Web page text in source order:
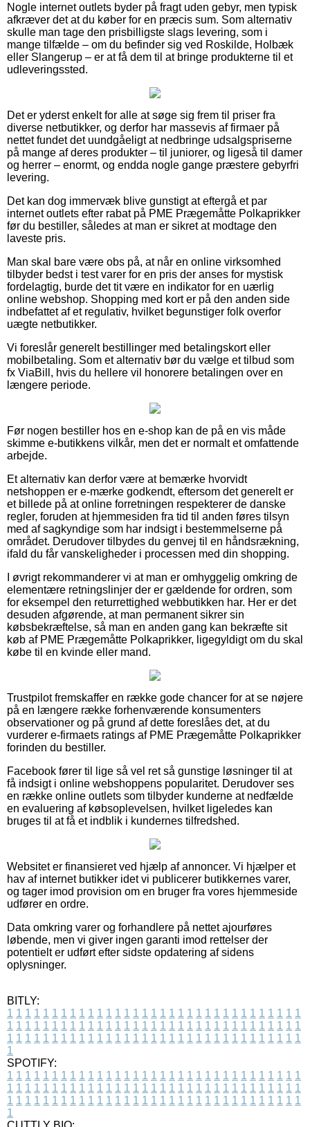
Nogle internet outlets byder på fragt uden gebyr, men typisk
afkræver det at du køber for en præcis sum. Som alternativ
skulle man tage den prisbilligste slags levering, som i
mange tilfælde – om du befinder sig ved Roskilde, Holbæk
eller Slangerup – er at få dem til at bringe produkterne til et
udleveringssted.
Det er yderst enkelt for alle at søge sig frem til priser fra
diverse netbutikker, og derfor har massevis af firmaer på
nettet fundet det uundgåeligt at nedbringe udsalgspriserne
på mange af deres produkter – til juniorer, og ligeså til damer
og herrer – enormt, og endda nogle gange præstere gebyrfri
levering.
Det kan dog immervæk blive gunstigt at eftergå et par
internet outlets efter rabat på PME Prægemåtte Polkaprikker
før du bestiller, således at man er sikret at modtage den
laveste pris.
Man skal bare være obs på, at når en online virksomhed
tilbyder bedst i test varer for en pris der anses for mystisk
fordelagtig, burde det tit være en indikator for en uærlig
online webshop. Shopping med kort er på den anden side
indbefattet af et regulativ, hvilket begunstiger folk overfor
uægte netbutikker.
Vi foreslår generelt bestillinger med betalingskort eller
mobilbetaling. Som et alternativ bør du vælge et tilbud som
fx ViaBill, hvis du hellere vil honorere betalingen over en
længere periode.
Før nogen bestiller hos en e-shop kan de på en vis måde
skimme e-butikkens vilkår, men det er normalt et omfattende
arbejde.
Et alternativ kan derfor være at bemærke hvorvidt
netshoppen er e-mærke godkendt, eftersom det generelt er
et billede på at online forretningen respekterer de danske
regler, foruden at hjemmesiden fra tid til anden føres tilsyn
med af sagkyndige som har indsigt i bestemmelserne på
området. Derudover tilbydes du genvej til en håndsrækning,
ifald du får vanskeligheder i processen med din shopping.
I øvrigt rekommanderer vi at man er omhyggelig omkring de
elementære retningslinjer der er gældende for ordren, som
for eksempel den returrettighed webbutikken har. Her er det
desuden afgørende, at man permanent sikrer sin
købsbekræftelse, så man en anden gang kan bekræfte sit
køb af PME Prægemåtte Polkaprikker, ligegyldigt om du skal
købe til en kvinde eller mand.
Trustpilot fremskaffer en række gode chancer for at se nøjere
på en længere række forhenværende konsumenters
observationer og på grund af dette foreslåes det, at du
vurderer e-firmaets ratings af PME Prægemåtte Polkaprikker
forinden du bestiller.
Facebook fører til lige så vel ret så gunstige løsninger til at
få indsigt i online webshoppens popularitet. Derudover ses
en række online outlets som tilbyder kunderne at nedfælde
en evaluering af købsoplevelsen, hvilket ligeledes kan
bruges til at få et indblik i kundernes tilfredshed.
Websitet er finansieret ved hjælp af annoncer. Vi hjælper et
hav af internet butikker idet vi publicerer butikkernes varer,
og tager imod provision om en bruger fra vores hjemmeside
udfører en ordre.
Data omkring varer og forhandlere på nettet ajourføres
løbende, men vi giver ingen garanti imod rettelser der
potentielt er udført efter sidste opdatering af sidens
oplysninger.
BITLY:
1 1 1 1 1 1 1 1 1 1 1 1 1 1 1 1 1 1 1 1 1 1 1 1 1 1 1 1 1 1 1 1 1
1 1 1 1 1 1 1 1 1 1 1 1 1 1 1 1 1 1 1 1 1 1 1 1 1 1 1 1 1 1 1 1 1
1 1 1 1 1 1 1 1 1 1 1 1 1 1 1 1 1 1 1 1 1 1 1 1 1 1 1 1 1 1 1 1 1
1
SPOTIFY:
1 1 1 1 1 1 1 1 1 1 1 1 1 1 1 1 1 1 1 1 1 1 1 1 1 1 1 1 1 1 1 1 1
1 1 1 1 1 1 1 1 1 1 1 1 1 1 1 1 1 1 1 1 1 1 1 1 1 1 1 1 1 1 1 1 1
1 1 1 1 1 1 1 1 1 1 1 1 1 1 1 1 1 1 1 1 1 1 1 1 1 1 1 1 1 1 1 1 1
1